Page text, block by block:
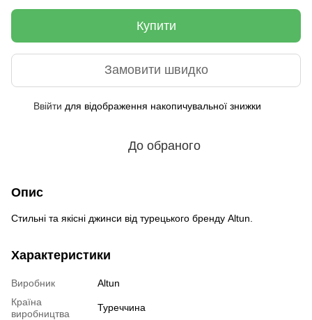
Купити
Замовити швидко
Ввійти для відображення накопичувальної знижки
До обраного
Опис
Стильні та якісні джинси від турецького бренду Altun.
Характеристики
Виробник
Altun
Країна
виробництва
Туреччина